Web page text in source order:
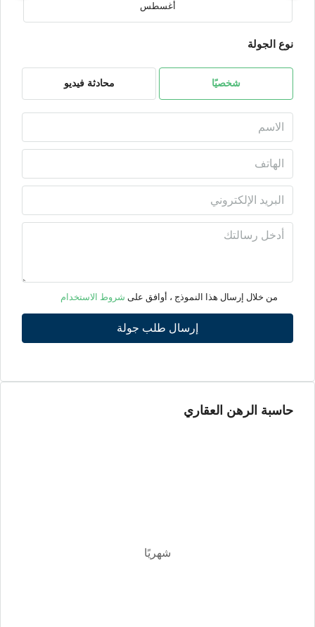
أغسطس
12
13
أغسطس
الجمعة
أغسطس
نوع الجولة
شخصيًا محادثة فيديو
من خلال إرسال هذا النموذج ، أوافق على شروط الاستخدام
إرسال طلب جولة
حاسبة الرهن العقاري
شهريًا